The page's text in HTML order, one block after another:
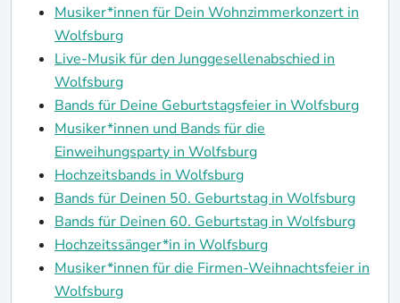
Musiker*innen für Dein Wohnzimmerkonzert in
Wolfsburg
Live-Musik für den Junggesellenabschied in
Wolfsburg
Bands für Deine Geburtstagsfeier in Wolfsburg
Musiker*innen und Bands für die
Einweihungsparty in Wolfsburg
Hochzeitsbands in Wolfsburg
Bands für Deinen 50. Geburtstag in Wolfsburg
Bands für Deinen 60. Geburtstag in Wolfsburg
Hochzeitssänger*in in Wolfsburg
Musiker*innen für die Firmen-Weihnachtsfeier in
Wolfsburg